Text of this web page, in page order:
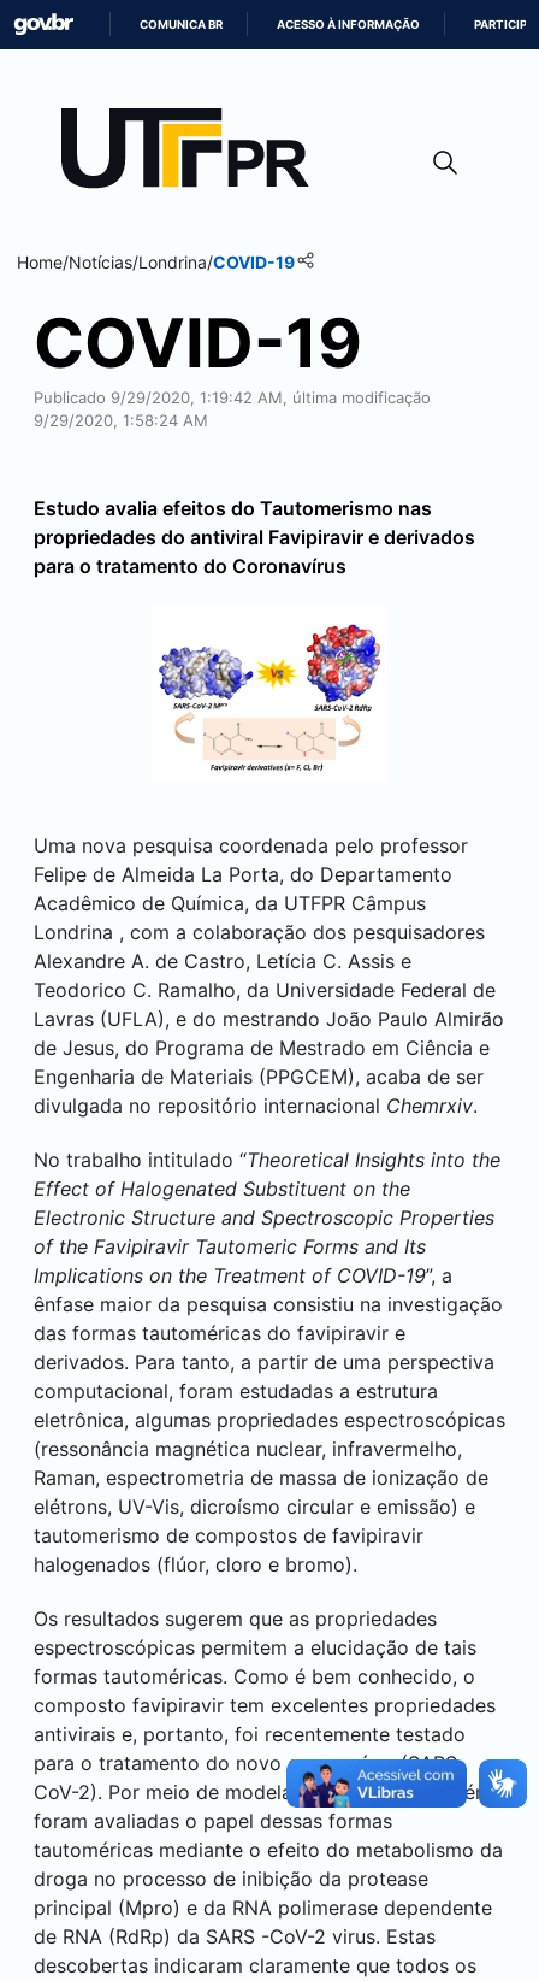
CONTEÚDO
COMUNICA BR ACESSO À INFORMAÇÃO PARTICIPE
Home/Notícias/Londrina/COVID-19
COVID-19
Publicado 9/29/2020, 1:19:42 AM, última modificação
9/29/2020, 1:58:24 AM
Estudo avalia efeitos do Tautomerismo nas
propriedades do antiviral Favipiravir e derivados
para o tratamento do Coronavírus
Uma nova pesquisa coordenada pelo professor
Felipe de Almeida La Porta, do Departamento
Acadêmico de Química, da UTFPR Câmpus
Londrina , com a colaboração dos pesquisadores
Alexandre A. de Castro, Letícia C. Assis e
Teodorico C. Ramalho, da Universidade Federal de
Lavras (UFLA), e do mestrando João Paulo Almirão
de Jesus, do Programa de Mestrado em Ciência e
Engenharia de Materiais (PPGCEM), acaba de ser
divulgada no repositório internacional Chemrxiv.
No trabalho intitulado “Theoretical Insights into the
Effect of Halogenated Substituent on the
Electronic Structure and Spectroscopic Properties
of the Favipiravir Tautomeric Forms and Its
Implications on the Treatment of COVID-19”, a
ênfase maior da pesquisa consistiu na investigação
das formas tautoméricas do favipiravir e
derivados. Para tanto, a partir de uma perspectiva
computacional, foram estudadas a estrutura
eletrônica, algumas propriedades espectroscópicas
(ressonância magnética nuclear, infravermelho,
Raman, espectrometria de massa de ionização de
elétrons, UV-Vis, dicroísmo circular e emissão) e
tautomerismo de compostos de favipiravir
halogenados (flúor, cloro e bromo).
Os resultados sugerem que as propriedades
espectroscópicas permitem a elucidação de tais
formas tautoméricas. Como é bem conhecido, o
composto favipiravir tem excelentes propriedades
antivirais e, portanto, foi recentemente testado
para o tratamento do novo coronavírus (SARS-
CoV-2). Por meio de modelagem in silico, também
foram avaliadas o papel dessas formas
tautoméricas mediante o efeito do metabolismo da
droga no processo de inibição da protease
principal (Mpro) e da RNA polimerase dependente
de RNA (RdRp) da SARS -CoV-2 virus. Estas
descobertas indicaram claramente que todos os